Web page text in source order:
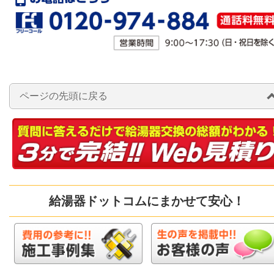
ページの先頭に戻る
給湯器ドットコムにまかせて安心！